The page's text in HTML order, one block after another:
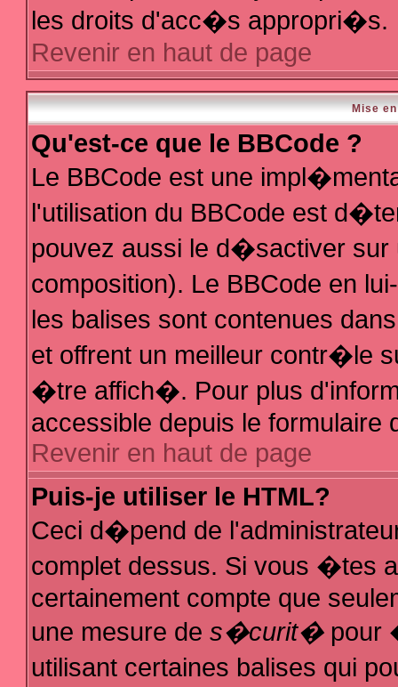
les droits d'acc�s appropri�s.
Revenir en haut de page
Mise
Qu'est-ce que le BBCode ?
Le BBCode est une
l'utilisation du BBCode est
pouvez aussi le d�sactiver sur
composition). Le BBCode en
les balises sont contenues
et offrent un meilleur contr�le
�tre affich�. Pour plus
accessible depuis le formulaire
Revenir en haut de page
Puis-je utiliser le HTML?
Ceci d�pend de
complet dessus. Si vous �tes
certainement compte que
une mesure de s�curit�pour
utilisant certaines balises qui